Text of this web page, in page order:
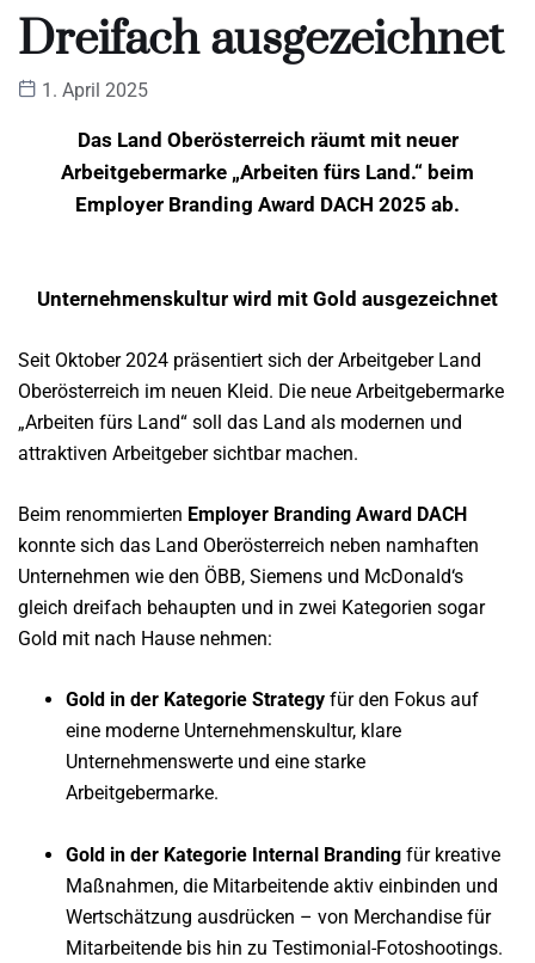
Dreifach ausgezeichnet
1. April 2025
Das Land Oberösterreich räumt mit neuer
Arbeitgebermarke „Arbeiten fürs Land.“ beim
Employer Branding Award DACH 2025 ab.
Unternehmenskultur wird mit Gold ausgezeichnet
Seit Oktober 2024 präsentiert sich der Arbeitgeber Land
Oberösterreich im neuen Kleid. Die neue Arbeitgebermarke
„Arbeiten fürs Land“ soll das Land als modernen und
attraktiven Arbeitgeber sichtbar machen.
Beim renommierten Employer Branding Award DACH
konnte sich das Land Oberösterreich neben namhaften
Unternehmen wie den ÖBB, Siemens und McDonald‘s
gleich dreifach behaupten und in zwei Kategorien sogar
Gold mit nach Hause nehmen:
Gold in der Kategorie Strategy für den Fokus auf
eine moderne Unternehmenskultur, klare
Unternehmenswerte und eine starke
Arbeitgebermarke.
Gold in der Kategorie Internal Branding für kreative
Maßnahmen, die Mitarbeitende aktiv einbinden und
Wertschätzung ausdrücken – von Merchandise für
Mitarbeitende bis hin zu Testimonial-Fotoshootings.